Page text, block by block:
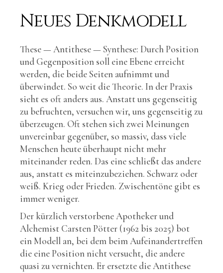
Neues Denkmodell
These — Antithese — Synthese: Durch Position
und Gegenposition soll eine Ebene erreicht
werden, die beide Seiten aufnimmt und
überwindet. So weit die Theorie. In der Praxis
sieht es oft anders aus. Anstatt uns gegenseitig
zu befruchten, versuchen wir, uns gegenseitig zu
überzeugen. Oft stehen sich zwei Meinungen
unvereinbar gegenüber, so massiv, dass viele
Menschen heute überhaupt nicht mehr
miteinander reden. Das eine schließt das andere
aus, anstatt es miteinzubeziehen. Schwarz oder
weiß. Krieg oder Frieden. Zwischentöne gibt es
immer weniger.
Der kürzlich verstorbene Apotheker und
Alchemist Carsten Pötter (1962 bis 2025) bot
ein Modell an, bei dem beim Aufeinandertreffen
die eine Position nicht versucht, die andere
quasi zu vernichten. Er ersetzte die Antithese